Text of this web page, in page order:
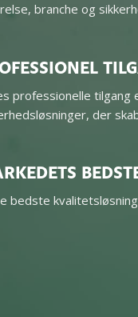
branche og
professionelle tilgang
der
bedste